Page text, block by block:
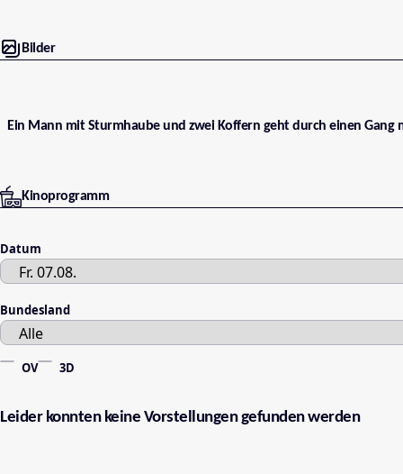
Bilder
Ein Mann mit Sturmhaube und zwei Koffern geht durch einen Gang
Kinoprogramm
Datum
Bundesland
OV 3D
Leider konnten keine Vorstellungen gefunden werden